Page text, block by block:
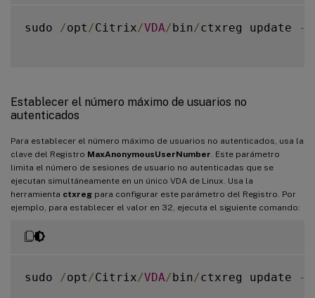
sudo /opt /Citrix/VDA/bin/ctxreg update -
Establecer el número máximo de usuarios no
autenticados
Para establecer el número máximo de usuarios no autenticados, usa la
clave del Registro MaxAnonymousUserNumber . Este parámetro
limita el número de sesiones de usuario no autenticadas que se
ejecutan simultáneamente en un único VDA de Linux. Usa la
herramienta ctxreg para configurar este parámetro del Registro. Por
ejemplo, para establecer el valor en 32, ejecuta el siguiente comando:
sudo /opt /Citrix/VDA/bin/ctxreg update -